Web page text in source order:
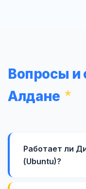
Вопросы и
Алдане
Работает ли
(Ubuntu)?